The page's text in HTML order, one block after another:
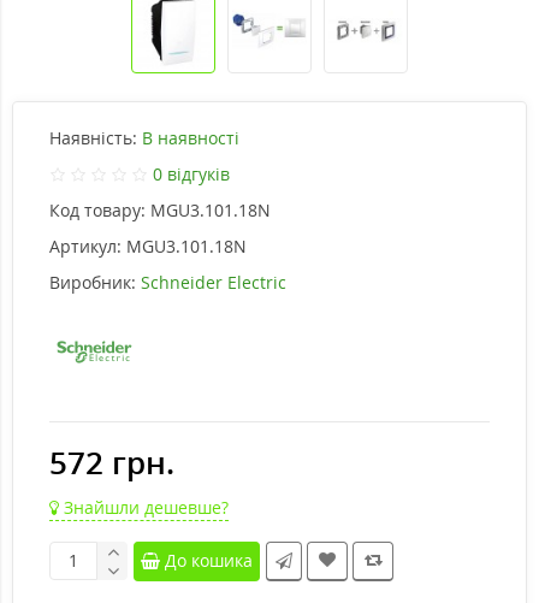
Наявність: В наявності
0 відгуків
Код товару: MGU3.101.18N
Артикул: MGU3.101.18N
Виробник: Schneider Electric
572 грн.
Знайшли дешевше?
До кошика